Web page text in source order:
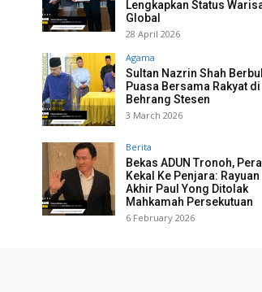
Lengkapkan Status
Global
28 April 2026
Agama
Sultan Nazrin Shah
Puasa Bersama Rakyat di
Behrang Stesen
3 March 2026
Berita
Bekas ADUN Tronoh,
Kekal Ke Penjara: Rayuan
Akhir Paul Yong Ditolak
Mahkamah Persekutuan
6 February 2026